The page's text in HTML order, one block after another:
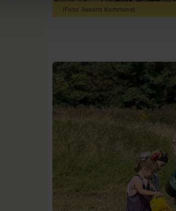
privatlivspolitikog cookiepolitik.
(Foto: Assens Kommune)